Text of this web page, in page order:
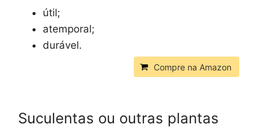
útil;
atemporal;
durável.
Compre na Amazon
Suculentas ou outras plantas